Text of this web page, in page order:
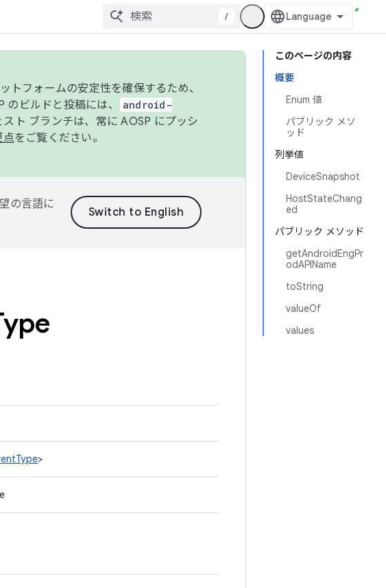
/
このページの内容
概要
Enum 値
パブリック メソ
ッド
列挙値
DeviceSnapshot
HostStateChang
ed
パブリック メソッド
getAndroidEngPr
odAPIName
toString
valueOf
values
フォームの安定性を確保するため、
ビルドと投稿には、
android-
スト ブランチは、常に AOSP にプッシ
点をご覧ください。
の言語に
>